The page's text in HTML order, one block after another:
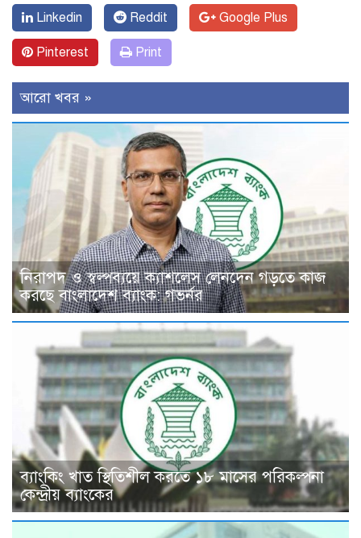
Linkedin Reddit Google Plus
Pinterest Print
আরো খবর »
নিরাপদ ও স্বল্পব্যয়ে ক্যাশলেস লেনদেন গড়তে কাজ
করছে বাংলাদেশ ব্যাংক: গভর্নর
ব্যাংকিং খাত স্থিতিশীল করতে ১৮ মাসের পরিকল্পনা
কেন্দ্রীয় ব্যাংকের